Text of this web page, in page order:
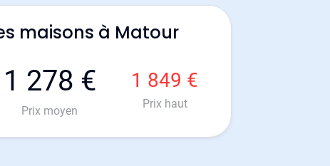
maisons à Matour
1 278 €
Prix moyen
1 849 €
Prix haut